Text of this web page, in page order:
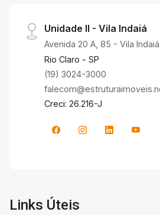
Unidade II - Vila Indaiá
Avenida 20 A, 85 - Vila
Rio Claro - SP
(19) 3024-3000
Creci: 26.216-J
Links Úteis